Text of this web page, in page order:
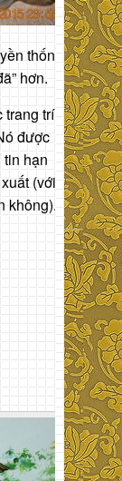
thống
hơn.
trang trí
được
hạn
(với
không).